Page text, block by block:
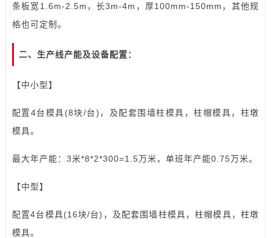
条板宽1.6m-2.5m，长3m-4m，厚100mm-150mm，其他规
格也可定制。
二、生产线产能及设备配置：
【中小型】
配置4台模具(8块/台)，及配套围墙柱模具，柱帽模具，柱墩
模具。
最大年产能：3米*8*2*300=1.5万米，单班年产能0.75万米。
【中型】
配置4台模具(16块/台)，及配套围墙柱模具，柱帽模具，柱墩
模具。